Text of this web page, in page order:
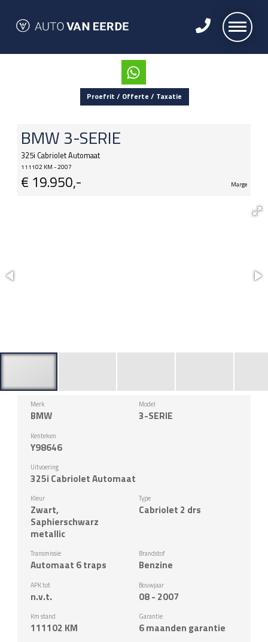
Proefrit / Offerte / Taxatie
BMW3-SERIE
325i Cabriolet Automaat
111102 KM - 2007
€ 19.950,- Marge
Merk
BMW
Model
3-SERIE
Kenteken
Y98646
Uitvoering
325i Cabriolet Automaat
Kleur
Zwart,
Saphierschwarz
metallic
Type
Cabriolet 2 drs
Transmissie
Automaat 6 traps
Brandstof
Benzine
APK tot
n.v.t.
Bouwjaar
08 - 2007
Km stand
111102 KM
Garantie
6 maanden garantie